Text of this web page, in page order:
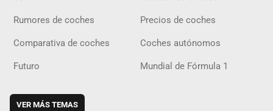
Rumores de coches Precios de coches
Comparativa de coches Coches autónomos
Futuro Mundial de Fórmula 1
VER MÁS TEMAS